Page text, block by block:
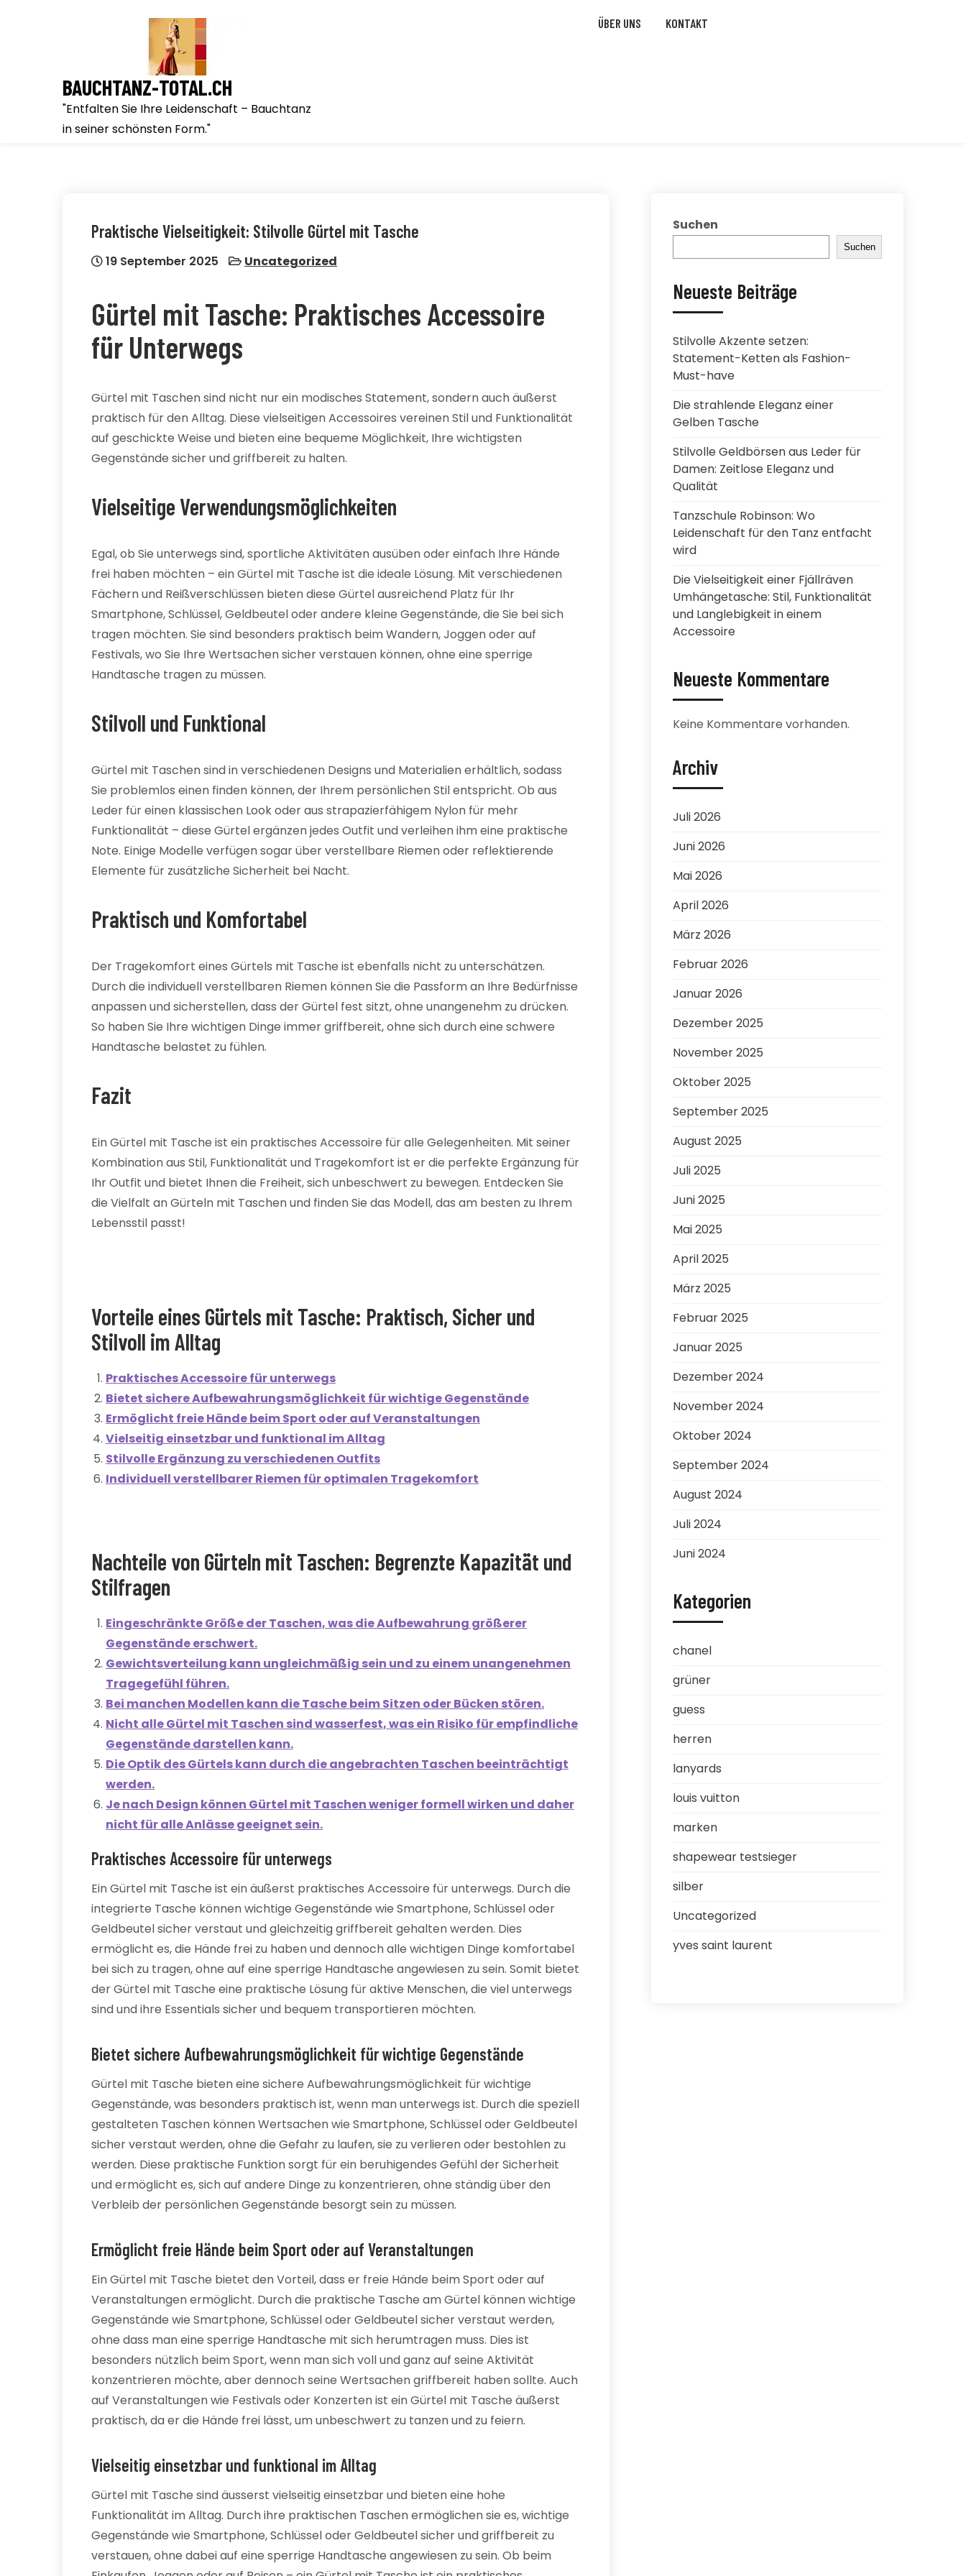
BAUCHTANZ-TOTAL.CH
"Entfalten Sie Ihre Leidenschaft – Bauchtanz
in seiner schönsten Form."
ÜBER UNS KONTAKT
Praktische Vielseitigkeit: Stilvolle Gürtel mit Tasche
19 September 2025 Uncategorized
Gürtel mit Tasche: Praktisches Accessoire
für Unterwegs
Gürtel mit Taschen sind nicht nur ein modisches Statement, sondern auch äußerst
praktisch für den Alltag. Diese vielseitigen Accessoires vereinen Stil und Funktionalität
auf geschickte Weise und bieten eine bequeme Möglichkeit, Ihre wichtigsten
Gegenstände sicher und griffbereit zu halten.
Vielseitige Verwendungsmöglichkeiten
Egal, ob Sie unterwegs sind, sportliche Aktivitäten ausüben oder einfach Ihre Hände
frei haben möchten – ein Gürtel mit Tasche ist die ideale Lösung. Mit verschiedenen
Fächern und Reißverschlüssen bieten diese Gürtel ausreichend Platz für Ihr
Smartphone, Schlüssel, Geldbeutel oder andere kleine Gegenstände, die Sie bei sich
tragen möchten. Sie sind besonders praktisch beim Wandern, Joggen oder auf
Festivals, wo Sie Ihre Wertsachen sicher verstauen können, ohne eine sperrige
Handtasche tragen zu müssen.
Stilvoll und Funktional
Gürtel mit Taschen sind in verschiedenen Designs und Materialien erhältlich, sodass
Sie problemlos einen finden können, der Ihrem persönlichen Stil entspricht. Ob aus
Leder für einen klassischen Look oder aus strapazierfähigem Nylon für mehr
Funktionalität – diese Gürtel ergänzen jedes Outfit und verleihen ihm eine praktische
Note. Einige Modelle verfügen sogar über verstellbare Riemen oder reflektierende
Elemente für zusätzliche Sicherheit bei Nacht.
Praktisch und Komfortabel
Der Tragekomfort eines Gürtels mit Tasche ist ebenfalls nicht zu unterschätzen.
Durch die individuell verstellbaren Riemen können Sie die Passform an Ihre Bedürfnisse
anpassen und sicherstellen, dass der Gürtel fest sitzt, ohne unangenehm zu drücken.
So haben Sie Ihre wichtigen Dinge immer griffbereit, ohne sich durch eine schwere
Handtasche belastet zu fühlen.
Fazit
Ein Gürtel mit Tasche ist ein praktisches Accessoire für alle Gelegenheiten. Mit seiner
Kombination aus Stil, Funktionalität und Tragekomfort ist er die perfekte Ergänzung für
Ihr Outfit und bietet Ihnen die Freiheit, sich unbeschwert zu bewegen. Entdecken Sie
die Vielfalt an Gürteln mit Taschen und finden Sie das Modell, das am besten zu Ihrem
Lebensstil passt!
Vorteile eines Gürtels mit Tasche: Praktisch, Sicher und
Stilvoll im Alltag
Praktisches Accessoire für unterwegs
Bietet sichere Aufbewahrungsmöglichkeit für wichtige Gegenstände
Ermöglicht freie Hände beim Sport oder auf Veranstaltungen
Vielseitig einsetzbar und funktional im Alltag
Stilvolle Ergänzung zu verschiedenen Outfits
Individuell verstellbarer Riemen für optimalen Tragekomfort
Nachteile von Gürteln mit Taschen: Begrenzte Kapazität und
Stilfragen
Eingeschränkte Größe der Taschen, was die Aufbewahrung größerer
Gegenstände erschwert.
Gewichtsverteilung kann ungleichmäßig sein und zu einem unangenehmen
Tragegefühl führen.
Bei manchen Modellen kann die Tasche beim Sitzen oder Bücken stören.
Nicht alle Gürtel mit Taschen sind wasserfest, was ein Risiko für empfindliche
Gegenstände darstellen kann.
Die Optik des Gürtels kann durch die angebrachten Taschen beeinträchtigt
werden.
Je nach Design können Gürtel mit Taschen weniger formell wirken und daher
nicht für alle Anlässe geeignet sein.
Praktisches Accessoire für unterwegs
Ein Gürtel mit Tasche ist ein äußerst praktisches Accessoire für unterwegs. Durch die
integrierte Tasche können wichtige Gegenstände wie Smartphone, Schlüssel oder
Geldbeutel sicher verstaut und gleichzeitig griffbereit gehalten werden. Dies
ermöglicht es, die Hände frei zu haben und dennoch alle wichtigen Dinge komfortabel
bei sich zu tragen, ohne auf eine sperrige Handtasche angewiesen zu sein. Somit bietet
der Gürtel mit Tasche eine praktische Lösung für aktive Menschen, die viel unterwegs
sind und ihre Essentials sicher und bequem transportieren möchten.
Bietet sichere Aufbewahrungsmöglichkeit für wichtige Gegenstände
Gürtel mit Tasche bieten eine sichere Aufbewahrungsmöglichkeit für wichtige
Gegenstände, was besonders praktisch ist, wenn man unterwegs ist. Durch die speziell
gestalteten Taschen können Wertsachen wie Smartphone, Schlüssel oder Geldbeutel
sicher verstaut werden, ohne die Gefahr zu laufen, sie zu verlieren oder bestohlen zu
werden. Diese praktische Funktion sorgt für ein beruhigendes Gefühl der Sicherheit
und ermöglicht es, sich auf andere Dinge zu konzentrieren, ohne ständig über den
Verbleib der persönlichen Gegenstände besorgt sein zu müssen.
Ermöglicht freie Hände beim Sport oder auf Veranstaltungen
Ein Gürtel mit Tasche bietet den Vorteil, dass er freie Hände beim Sport oder auf
Veranstaltungen ermöglicht. Durch die praktische Tasche am Gürtel können wichtige
Gegenstände wie Smartphone, Schlüssel oder Geldbeutel sicher verstaut werden,
ohne dass man eine sperrige Handtasche mit sich herumtragen muss. Dies ist
besonders nützlich beim Sport, wenn man sich voll und ganz auf seine Aktivität
konzentrieren möchte, aber dennoch seine Wertsachen griffbereit haben sollte. Auch
auf Veranstaltungen wie Festivals oder Konzerten ist ein Gürtel mit Tasche äußerst
praktisch, da er die Hände frei lässt, um unbeschwert zu tanzen und zu feiern.
Vielseitig einsetzbar und funktional im Alltag
Gürtel mit Tasche sind äusserst vielseitig einsetzbar und bieten eine hohe
Funktionalität im Alltag. Durch ihre praktischen Taschen ermöglichen sie es, wichtige
Gegenstände wie Smartphone, Schlüssel oder Geldbeutel sicher und griffbereit zu
verstauen, ohne dabei auf eine sperrige Handtasche angewiesen zu sein. Ob beim
Suchen
Suchen
Neueste Beiträge
Stilvolle Akzente setzen:
Statement-Ketten als Fashion-
Must-have
Die strahlende Eleganz einer
Gelben Tasche
Stilvolle Geldbörsen aus Leder für
Damen: Zeitlose Eleganz und
Qualität
Tanzschule Robinson: Wo
Leidenschaft für den Tanz entfacht
wird
Die Vielseitigkeit einer Fjällräven
Umhängetasche: Stil, Funktionalität
und Langlebigkeit in einem
Accessoire
Neueste Kommentare
Keine Kommentare vorhanden.
Archiv
Juli 2026
Juni 2026
Mai 2026
April 2026
März 2026
Februar 2026
Januar 2026
Dezember 2025
November 2025
Oktober 2025
September 2025
August 2025
Juli 2025
Juni 2025
Mai 2025
April 2025
März 2025
Februar 2025
Januar 2025
Dezember 2024
November 2024
Oktober 2024
September 2024
August 2024
Juli 2024
Juni 2024
Kategorien
chanel
grüner
guess
herren
lanyards
louis vuitton
marken
shapewear testsieger
silber
Uncategorized
yves saint laurent